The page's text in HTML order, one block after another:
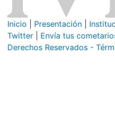
Inicio Presentación
Twitter
Envía tus
Derechos Reservados -